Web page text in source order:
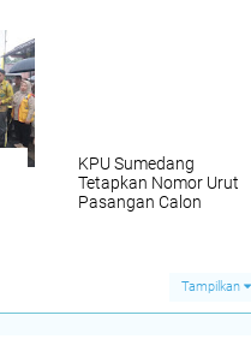
KPU Sumedang
Tetapkan Nomor Urut
Pasangan Calon
Tampilkan